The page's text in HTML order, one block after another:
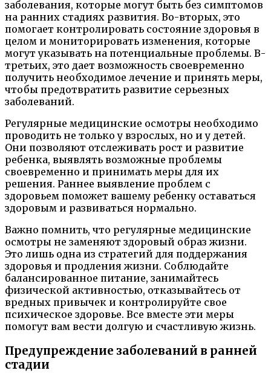
заболевания, которые могут быть без симптомов
на ранних стадиях развития. Во-вторых, это
помогает контролировать состояние здоровья в
целом и мониторировать изменения, которые
могут указывать на потенциальные проблемы. В-
третьих, это дает возможность своевременно
получить необходимое лечение и принять меры,
чтобы предотвратить развитие серьезных
заболеваний.
Регулярные медицинские осмотры необходимо
проводить не только у взрослых, но и у детей.
Они позволяют отслеживать рост и развитие
ребенка, выявлять возможные проблемы
своевременно и принимать меры для их
решения. Раннее выявление проблем с
здоровьем поможет вашему ребенку оставаться
здоровым и развиваться нормально.
Важно помнить, что регулярные медицинские
осмотры не заменяют здоровый образ жизни.
Это лишь одна из стратегий для поддержания
здоровья и продления жизни. Соблюдайте
балансированное питание, занимайтесь
физической активностью, отказывайтесь от
вредных привычек и контролируйте свое
психическое здоровье. Все вместе эти меры
помогут вам вести долгую и счастливую жизнь.
Предупреждение заболеваний в ранней
стадии